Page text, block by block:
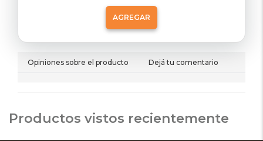
AGREGAR
Opiniones sobre el producto Dejá tu comentario
Productos vistos recientemente